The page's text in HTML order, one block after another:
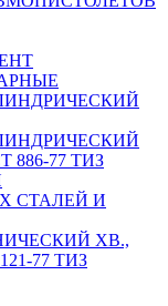
77 ТИЗ
СТАЛЕЙ И
ХВ.,
77 ТИЗ